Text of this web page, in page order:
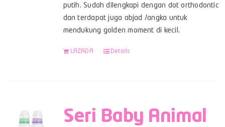
putih. Sudah dilengkapi dengan dot orthodontic
dan terdapat juga abjad /angka untuk
mendukung golden moment di kecil.
LAZADA Details
Seri Baby Animal